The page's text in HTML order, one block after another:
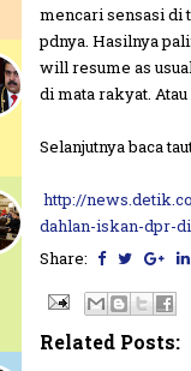
mencari sensasi di
pdnya. Hasilnya
will resume as
di mata rakyat.
Selanjutnya baca
http://
dahlan-iskan-dpr-
Share:
Related Posts: